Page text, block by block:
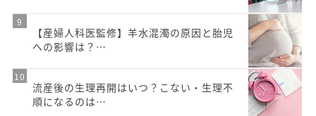
【産婦人科医監修】羊水混濁の原因と胎児
への影響は？…
流産後の生理再開はいつ？こない・生理不
順になるのは…